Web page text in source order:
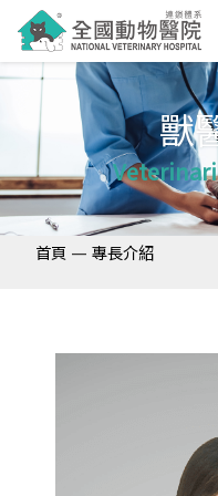
獸
首頁 — 專長介紹